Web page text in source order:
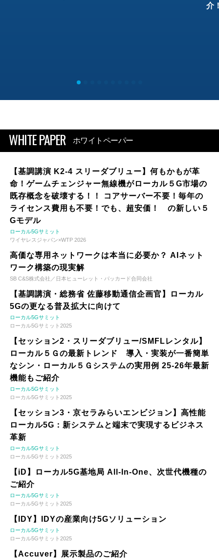
介
WHITE PAPER ホワイトペーパー
【基調講演 K2-4 スリーダブリュー】何もかもが革
命！ゲームチェンジャー無線機がローカル５G市場の
既存概念を破壊する！！ コアサーバー不要！毎年の
ライセンス費用も不要！でも、超安価！ の新しい５
Gモデル
ローカル5Gサミット
ワイヤレスジャパン×WTP 2026
高価な専用ネットワークは本当に必要か？ AIネット
ワーク構築の現実解
SB C&S株式会社／日本ヒューレット・パッカード合同会社
【基調講演・総務省 佐藤移動通信企画官】ローカル
5Gの更なる普及拡大に向けて
ローカル5Gサミット
ローカル5Gサミット2025
【セッション2・スリーダブリュー/SMFLレンタル】
ローカル５Ｇの最新トレンド 導入・実装が一番簡単
なシン・ローカル５Ｇシステムの実用例 25-26年最新
機能もご紹介
ローカル5Gサミット
ローカル5Gサミット2025
【セッション3・京セラみらいエンビジョン】高性能
ローカル5G：新システムと端末で実現するビジネス
革新
ローカル5Gサミット
ローカル5Gサミット2025
【iD】ローカル5G基地局 All-In-One、次世代機種の
ご紹介
ローカル5Gサミット
ローカル5Gサミット2025
【IDY】IDYの産業向け5Gソリューション
ローカル5Gサミット
ローカル5Gサミット2025
【Accuver】展示製品のご紹介